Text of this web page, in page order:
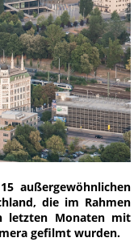
außergewöhnlichen
die im Rahmen
letzten Monaten mit
gefilmt wurden.